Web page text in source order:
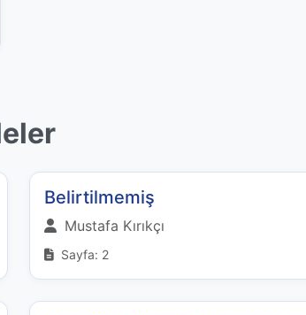
Belirtilmemiş
Mustafa Kırıkçı
Sayfa: 2